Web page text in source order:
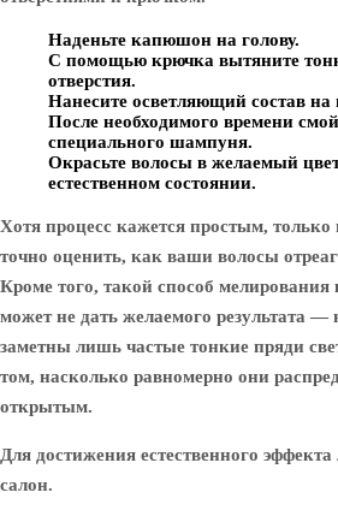
Наденьте капюшон на голову.
С помощью крючка вытяните
отверстия.
Нанесите осветляющий состав
После необходимого времени
специального шампуня.
Окрасьте волосы в желаемый
естественном состоянии.
Хотя процесс кажется простым,
точно оценить, как ваши волосы
Кроме того, такой способ
может не дать желаемого результата —
заметны лишь частые тонкие пряди
том, насколько равномерно они
открытым.
Для достижения естественного
салон.